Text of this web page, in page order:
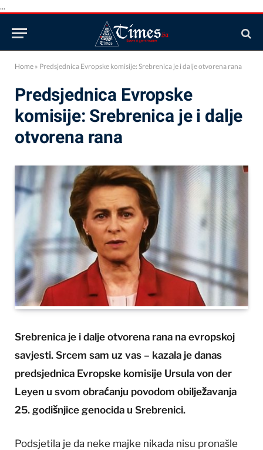
...
Home » Predsjednica Evropske komisije: Srebrenica je i dalje otvorena rana
Predsjednica Evropske
komisije: Srebrenica je i dalje
otvorena rana
Srebrenica je i dalje otvorena rana na evropskoj
savjesti. Srcem sam uz vas – kazala je danas
predsjednica Evropske komisije Ursula von der
Leyen u svom obraćanju povodom obilježavanja
25. godišnjice genocida u Srebrenici.
Podsjetila je da neke majke nikada nisu pronašle